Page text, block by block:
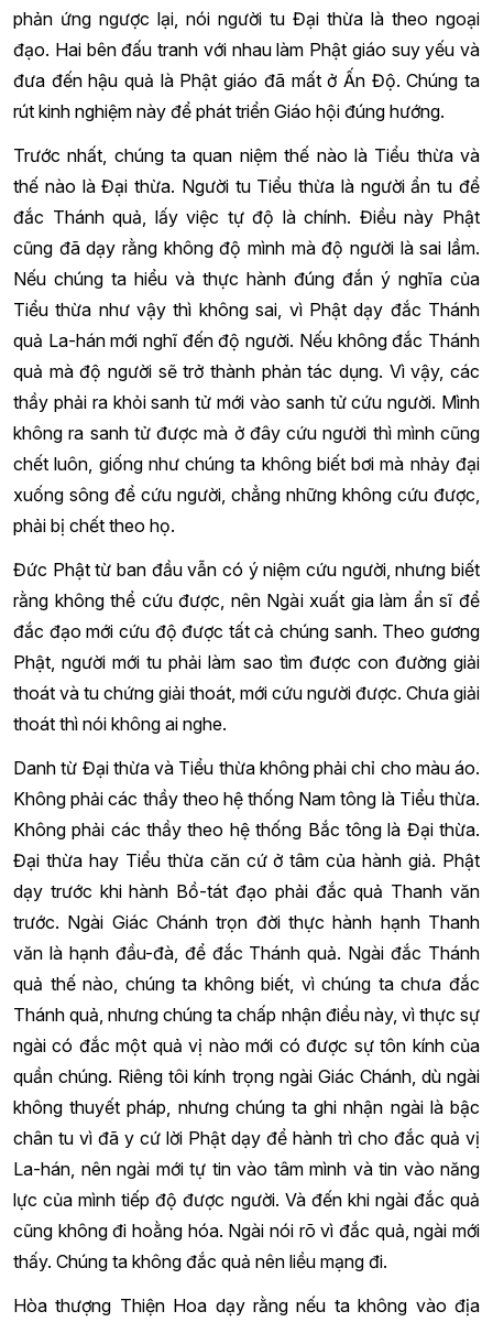
phản ứng ngược lại, nói người tu Đại thừa là theo ngoại
đạo. Hai bên đấu tranh với nhau làm Phật giáo suy yếu và
đưa đến hậu quả là Phật giáo đã mất ở Ấn Độ. Chúng ta
rút kinh nghiệm này để phát triển Giáo hội đúng hướng.
Trước nhất, chúng ta quan niệm thế nào là Tiểu thừa và
thế nào là Đại thừa. Người tu Tiểu thừa là người ẩn tu để
đắc Thánh quả, lấy việc tự độ là chính. Điều này Phật
cũng đã dạy rằng không độ mình mà độ người là sai lầm.
Nếu chúng ta hiểu và thực hành đúng đắn ý nghĩa của
Tiểu thừa như vậy thì không sai, vì Phật dạy đắc Thánh
quả La-hán mới nghĩ đến độ người. Nếu không đắc Thánh
quả mà độ người sẽ trở thành phản tác dụng. Vì vậy, các
thầy phải ra khỏi sanh tử mới vào sanh tử cứu người. Mình
không ra sanh tử được mà ở đây cứu người thì mình cũng
chết luôn, giống như chúng ta không biết bơi mà nhảy đại
xuống sông để cứu người, chẳng những không cứu được,
phải bị chết theo họ.
Đức Phật từ ban đầu vẫn có ý niệm cứu người, nhưng biết
rằng không thể cứu được, nên Ngài xuất gia làm ẩn sĩ để
đắc đạo mới cứu độ được tất cả chúng sanh. Theo gương
Phật, người mới tu phải làm sao tìm được con đường giải
thoát và tu chứng giải thoát, mới cứu người được. Chưa giải
thoát thì nói không ai nghe.
Danh từ Đại thừa và Tiểu thừa không phải chỉ cho màu áo.
Không phải các thầy theo hệ thống Nam tông là Tiểu thừa.
Không phải các thầy theo hệ thống Bắc tông là Đại thừa.
Đại thừa hay Tiểu thừa căn cứ ở tâm của hành giả. Phật
dạy trước khi hành Bồ-tát đạo phải đắc quả Thanh văn
trước. Ngài Giác Chánh trọn đời thực hành hạnh Thanh
văn là hạnh đầu-đà, để đắc Thánh quả. Ngài đắc Thánh
quả thế nào, chúng ta không biết, vì chúng ta chưa đắc
Thánh quả, nhưng chúng ta chấp nhận điều này, vì thực sự
ngài có đắc một quả vị nào mới có được sự tôn kính của
quần chúng. Riêng tôi kính trọng ngài Giác Chánh, dù ngài
không thuyết pháp, nhưng chúng ta ghi nhận ngài là bậc
chân tu vì đã y cứ lời Phật dạy để hành trì cho đắc quả vị
La-hán, nên ngài mới tự tin vào tâm mình và tin vào năng
lực của mình tiếp độ được người. Và đến khi ngài đắc quả
cũng không đi hoằng hóa. Ngài nói rõ vì đắc quả, ngài mới
thấy. Chúng ta không đắc quả nên liều mạng đi.
Hòa thượng Thiện Hoa dạy rằng nếu ta không vào địa